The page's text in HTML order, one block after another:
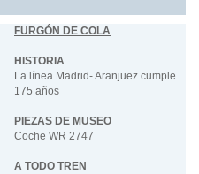
FURGÓN DE COLA
HISTORIA
La línea Madrid- Aranjuez cumple
175 años
PIEZAS DE MUSEO
Coche WR 2747
A TODO TREN